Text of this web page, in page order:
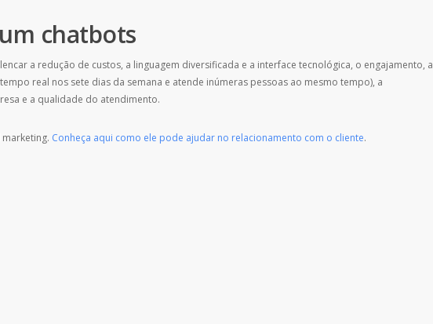
chatbots
a redução de custos, a linguagem diversificada e a interface tecnológica, o engajamento, a
real nos sete dias da semana e atende inúmeras pessoas ao mesmo tempo), a
e a qualidade do atendimento.
Conheça aqui como ele pode ajudar no relacionamento com o cliente.